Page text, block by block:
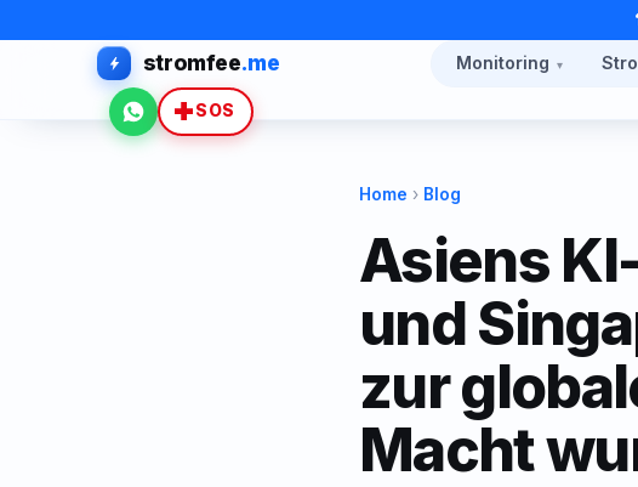
stromfee.me Monitoring
WhatsApp
SOS
Home › Blog
Asiens
und
zur
Macht